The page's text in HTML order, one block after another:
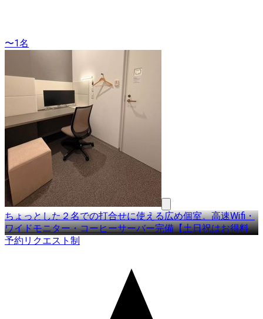
〜1名
ちょっとした２名での打合せに使える広め個室。高速Wifi・
ワイドモニター・コーヒーサーバー完備【土日祝はお得料…
予約リクエスト制